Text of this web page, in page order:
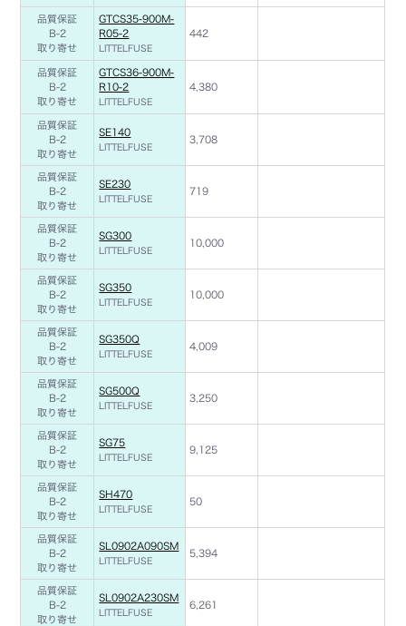
品質保証
B-2
取り寄せ
GTCS35-900M-
R05-2
LITTELFUSE
442
品質保証
B-2
取り寄せ
GTCS36-900M-
R10-2
LITTELFUSE
4,380
品質保証
B-2
取り寄せ
SE140
LITTELFUSE
3,708
品質保証
B-2
取り寄せ
SE230
LITTELFUSE
719
品質保証
B-2
取り寄せ
SG300
LITTELFUSE
10,000
品質保証
B-2
取り寄せ
SG350
LITTELFUSE
10,000
品質保証
B-2
取り寄せ
SG350Q
LITTELFUSE
4,009
品質保証
B-2
取り寄せ
SG500Q
LITTELFUSE
3,250
品質保証
B-2
取り寄せ
SG75
LITTELFUSE
9,125
品質保証
B-2
取り寄せ
SH470
LITTELFUSE
50
品質保証
B-2
取り寄せ
SL0902A090SM
LITTELFUSE
5,394
品質保証
B-2
取り寄せ
SL0902A230SM
LITTELFUSE
6,261